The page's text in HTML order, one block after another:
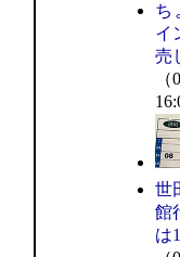
ち
イ
売
世
館
は